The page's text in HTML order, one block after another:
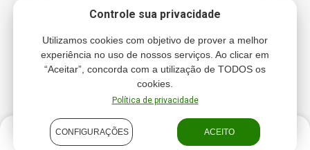
Controle sua privacidade
Utilizamos cookies com objetivo de prover a melhor
experiência no uso de nossos serviços. Ao clicar em
“Aceitar”, concorda com a utilização de TODOS os
cookies.
Política de privacidade
CONFIGURAÇÕES ACEITO
Nos acompanhe